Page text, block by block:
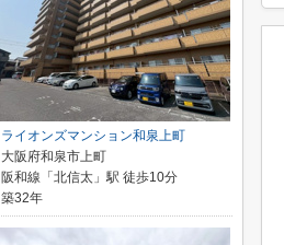
ライオンズマンション和泉上町
大阪府和泉市上町
阪和線「北信太」駅 徒歩10分
築32年